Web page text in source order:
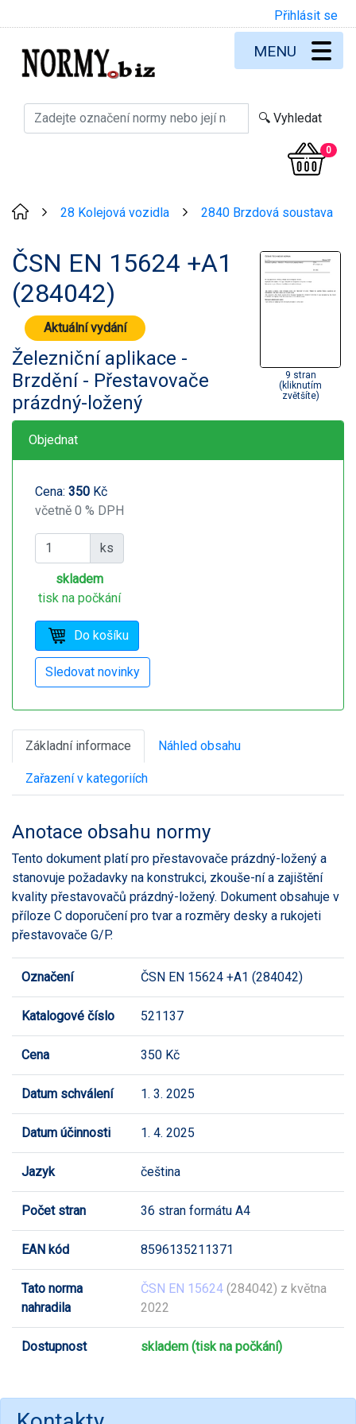
Přihlásit se
0
MENU
28 Kolejová vozidla 2840 Brzdová soustava
ČSN EN 15624 +A1
(284042)
Aktuální vydání
Železniční aplikace -
Brzdění - Přestavovače
prázdný-ložený
9 stran
(kliknutím
zvětšíte)
Objednat
Cena: 350 Kč
včetně 0 % DPH
ks
skladem
tisk na počkání
Základní informace Náhled obsahu
Zařazení v kategoriích
Anotace obsahu normy
Tento dokument platí pro přestavovače prázdný-ložený a
stanovuje požadavky na konstrukci, zkouše-ní a zajištění
kvality přestavovačů prázdný-ložený. Dokument obsahuje v
příloze C doporučení pro tvar a rozměry desky a rukojeti
přestavovače G/P.
Označení ČSN EN 15624 +A1 (284042)
Katalogové číslo 521137
Cena 350 Kč
Datum schválení 1. 3. 2025
Datum účinnosti 1. 4. 2025
Jazyk čeština
Počet stran 36 stran formátu A4
EAN kód 8596135211371
Tato norma
nahradila
ČSN EN 15624 (284042) z května
2022
Dostupnost skladem (tisk na počkání)